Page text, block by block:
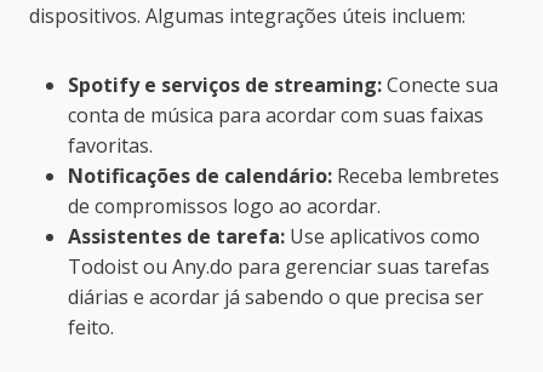
dispositivos. Algumas integrações úteis incluem:
Spotify e serviços de streaming:Conecte sua
conta de música para acordar com suas faixas
favoritas.
Notificações de calendário: Receba lembretes
de compromissos logo ao acordar.
Assistentes de tarefa: Use aplicativos como
Todoist ou Any.do para gerenciar suas tarefas
diárias e acordar já sabendo o que precisa ser
feito.